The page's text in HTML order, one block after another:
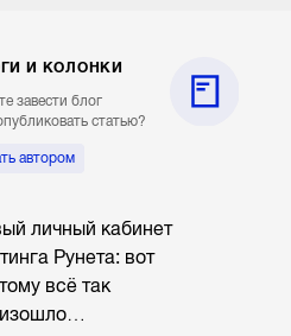
И КОЛОНКИ
завести блог
статью?
автором
личный кабинет
Рунета: вот
всё так